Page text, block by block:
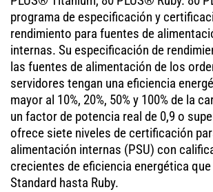
programa de especificación y
rendimiento para fuentes de
internas. Su especificación de
las fuentes de alimentación de los
servidores tengan una eficiencia
mayor al 10%, 20%, 50% y 100% de la
un factor de potencia real de 0,9 o
ofrece siete niveles de certificación
alimentación internas (PSU) con
crecientes de eficiencia energética
Standard hasta Ruby.